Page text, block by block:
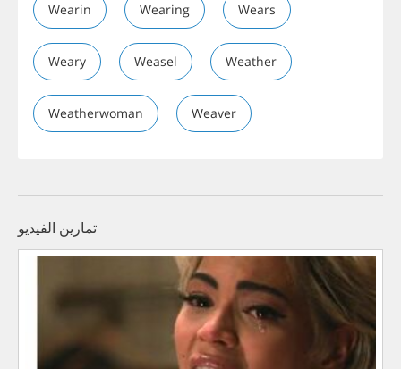
Wearin Wearing Wears
Weary Weasel Weather
Weatherwoman Weaver
تمارين الفيديو